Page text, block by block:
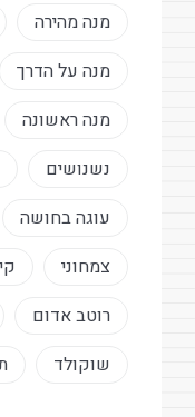
מנה מהירה
מנה על הדרך
מנה ראשונה
נשנושים
עוגה בחושה
צמחוני
רוטב אדום
שוקולד